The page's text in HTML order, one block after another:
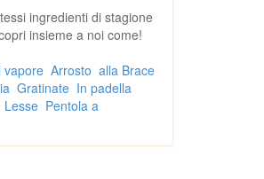
ingredienti di stagione
insieme a noi come!
vapore Arrosto alla Brace
Gratinate In padella
Lesse Pentola a